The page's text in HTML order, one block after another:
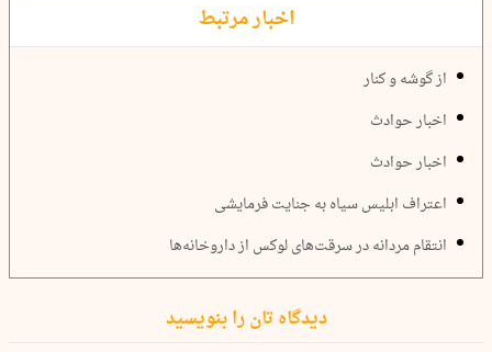
اخبار مرتبط
از گوشه و کنار
اخبار حوادث
اخبار حوادث
اعتراف ابلیس سیاه به جنایت فرمایشی
انتقام مردانه در سرقت‌های لوکس از داروخانه‌ها
دیدگاه تان را بنویسید